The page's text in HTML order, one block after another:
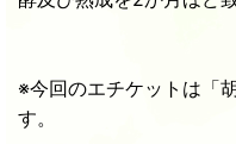
※今回のエチケットは「
す。